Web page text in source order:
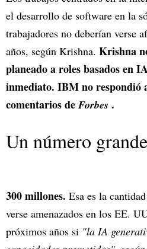
el desarrollo de software en la
trabajadores no deberían verse
años, según Krishna. Krishna
planeado a roles basados en
inmediato. IBM no respondió
comentarios deForbes .
Un número grande
300 millones. Esa es la
verse amenazados en los EE.
próximos años si "la IA